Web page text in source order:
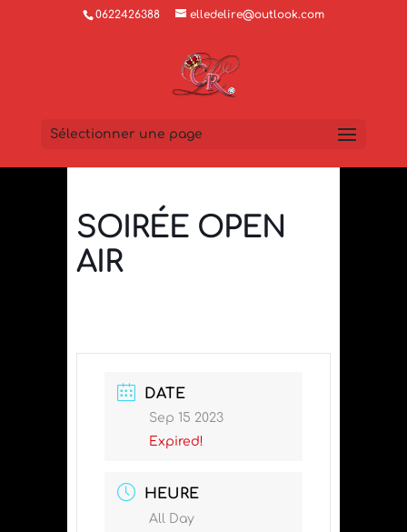
0622426388 elledelire@outlook.com
Sélectionner une page
SOIRÉE OPEN
AIR
DATE
Sep 15 2023
Expired!
HEURE
All Day